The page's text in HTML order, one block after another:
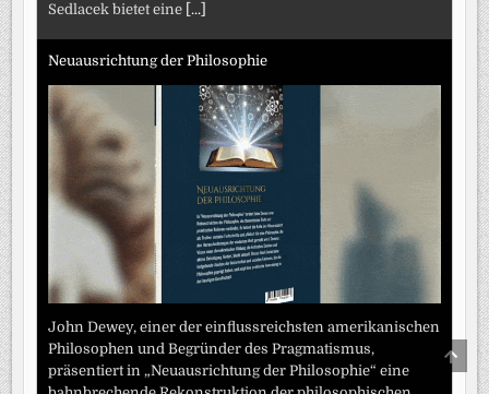
Sedlacek bietet eine [...]
Neuausrichtung der Philosophie
John Dewey, einer der einflussreichsten amerikanischen
Philosophen und Begründer des Pragmatismus,
präsentiert in „Neuausrichtung der Philosophie“ eine
TO
TOP